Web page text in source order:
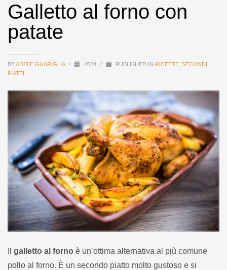
Galletto al forno con
patate
BYADELE GUARIGLIA / 2024 / PUBLISHED IN RICETTE SECONDI
PIATTI
galletto al forno è un’ottima alternativa al più comune
pollo al forno. È un secondo piatto molto gustoso e si